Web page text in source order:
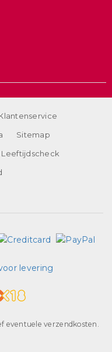
Sitemap
Leeftijdscheck
eventuele verzendkosten.